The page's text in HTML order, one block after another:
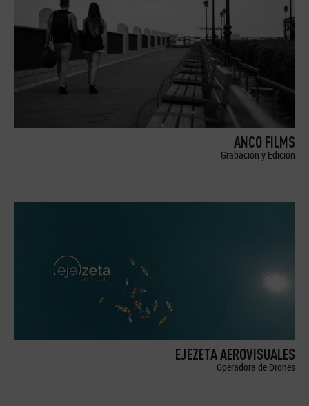
ANCO FILMS
Grabación y Edición
EJEZETA AEROVISUALES
Operadora de Drones